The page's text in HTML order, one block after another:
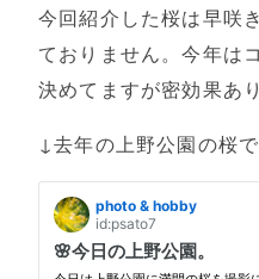
今回紹介した桜は早咲
ておりません。今年は
決めてますが密効果あ
↓去年の上野公園の桜で